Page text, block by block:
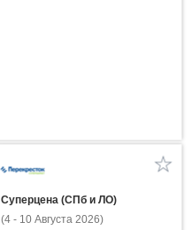
Суперцена (СПб и ЛО)
(4 - 10 Августа 2026)